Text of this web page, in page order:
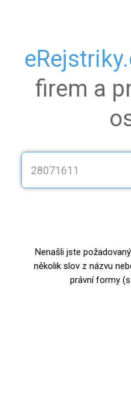
firem a
Nenašli jste
několik slov z názvu
právní formy